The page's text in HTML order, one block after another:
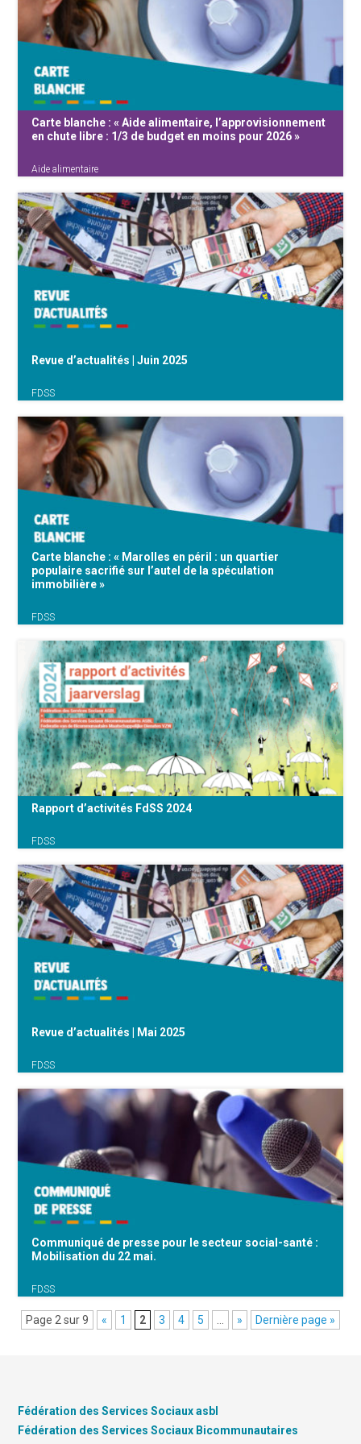
pour le droit à l’habitat (RBDH) Voilà plus d’un
an que Bruxelles est sans gouvernement.
Cette situation d’instabilité politique pèse
lourdement sur les secteurs du travail social,
en particulier celui du {...}
Carte blanche : « Aide alimentaire, l’approvisionnement
en chute libre : 1/3 de budget en moins pour 2026 »
Aide alimentaire
Une carte blanche cosignée par les acteurs de
terrain de l’aide alimentaire en Belgique : « Aide
alimentaire, l’approvisionnement en chute libre
: 1/3 de budget en moins pour 2026 » est
publiée. Ce texte alerte sur les conséquences
directes de la {...}
Revue d’actualités | Juin 2025
FDSS
- FdSS - Sans-abrisme : "Même s’il y a un filet
de sécurité sociale, vous avez beaucoup de
chance de vous perdre en route" (RTBF –
Podcast avec l’intervention de Céline
Nieuwenhuys) Audition de la Commission des
Affaires Sociales au {...}
Carte blanche : « Marolles en péril : un quartier
populaire sacrifié sur l’autel de la spéculation
immobilière »
FDSS
{...}
Rapport d’activités FdSS 2024
FDSS
Les temps politiques sont incertains. Si nous
marchons sur un fil, les travailleurs et
travailleuses du soin forment une belle cordée
de funambules. Il nous faudra
encore une bonne dose de patience, un peu
d’agilité et surtout beaucoup de solidarité pour
maintenir l’équilibre… Découvrez le rapport
d’activités 2024.
Revue d’actualités | Mai 2025
FDSS
- FdSS - 22 mai : Manifestation du secteur
non-marchand (Publication Facebook) -
Secteur - Communiqué de presse pour le
secteur social-santé: mobilisation du 22 mai
(signé par Céline, Christine Mahy et Interviews
lors de la {...}
Communiqué de presse pour le secteur social-santé :
Mobilisation du 22 mai.
FDSS
mobilisation massive, les organisations du
secteur social et de la {...}
Page 2 sur 9 « 1 2 3 4 5 » Dernière page »
Fédération des Services Sociaux asbl
Fédération des Services Sociaux Bicommunautaires